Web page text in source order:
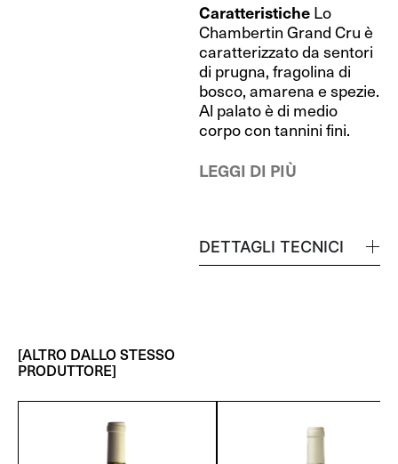
Caratteristiche Lo
Chambertin Grand Cru è
caratterizzato da sentori
di prugna, fragolina di
bosco, amarena e spezie.
Al palato è di medio
corpo con tannini fini.
LEGGI DI PIÙ
DETTAGLI TECNICI
[ALTRO DALLO STESSO
PRODUTTORE]